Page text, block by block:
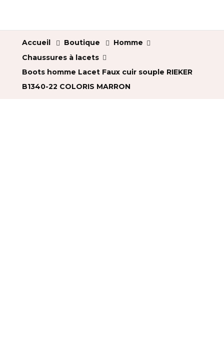
Accueil Boutique
Homme
Chaussures à lacets
Boots homme Lacet Faux cuir souple RIEKER
B1340-22 COLORIS MARRON